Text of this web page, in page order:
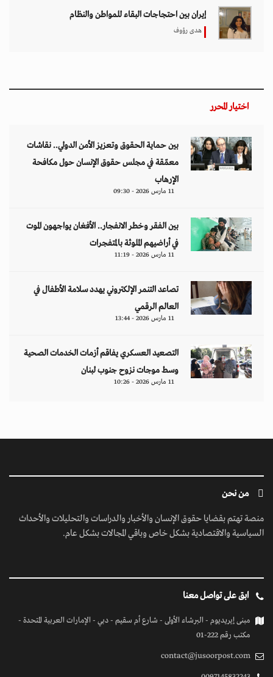
إيران بين احتجاجات البقاء للمواطن والنظام
هدى رؤوف
اختيار المحرر
بين حماية الحقوق وتعزيز الأمن الدولي.. نقاشات
معمّقة في مجلس حقوق الإنسان حول مكافحة
الإرهاب
11 مارس 2026 - 09:30
بين الفقر وخطر الانفجار.. الأفغان يواجهون الموت
في أراضيهم الملوثة بالمتفجرات
11 مارس 2026 - 11:19
تصاعد التنمر الإلكتروني يهدد سلامة الأطفال في
العالم الرقمي
11 مارس 2026 - 13:44
التصعيد العسكري يفاقم أزمات الخدمات الصحية
وسط موجات نزوح جنوب لبنان
11 مارس 2026 - 10:26
من نحن
منصة تهتم بقضايا حقوق الإنسان والأخبار والدراسات والتحليلات والأحداث
السياسية والاقتصادية بشكل خاص وباقي المجالات بشكل عام.
ابق على تواصل معنا
مبنى إيريديوم - البرشاء الأولى - شارع أم سقيم - دبي - الإمارات العربية المتحدة -
مكتب رقم 222-01
contact@jusoorpost.com